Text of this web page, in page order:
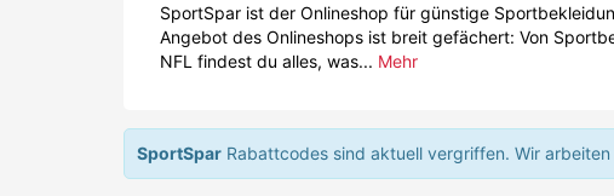
SportSpar ist der Onlineshop für günstige
Angebot des Onlineshops ist breit gefächert: Von
NFL findest du alles, was... Mehr
SportSpar Rabattcodes sind aktuell vergriffen. Wir